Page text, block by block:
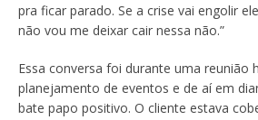
pra ficar parado. Se a crise vai engolir
não vou me deixar cair nessa não.”
Essa conversa foi durante uma reunião
planejamento de eventos e de aí em
bate papo positivo. O cliente estava